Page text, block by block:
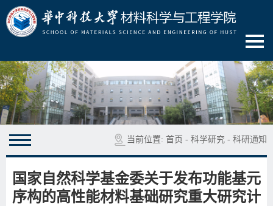
当前位置: 首页 - 科学研究 - 科研通知
国家自然科学基金委关于发布功能基元
序构的高性能材料基础研究重大研究计